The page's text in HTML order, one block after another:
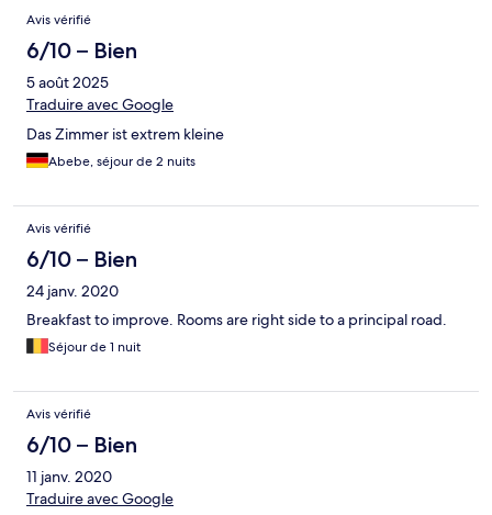
Avis vérifié
6/10 – Bien
5 août 2025
Traduire avec Google
Das Zimmer ist extrem kleine
Abebe, séjour de 2 nuits
Avis vérifié
6/10 – Bien
24 janv. 2020
Breakfast to improve. Rooms are right side to a principal road.
Séjour de 1 nuit
Avis vérifié
6/10 – Bien
11 janv. 2020
Traduire avec Google